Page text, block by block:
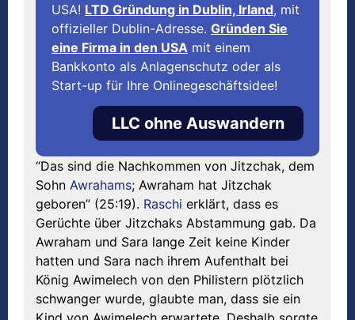
USA! LTD Gründung in Dublin, Irland, mit
offizieller Dublin-Adresse. Gründen Sie
eine Firma in den USA mit einem
Bankkonto als Anlagenschutz oder als
Start-up für Ihre Onlinegeschäftsidee!
LLC ohne Auswandern
“Das sind die Nachkommen von Jitzchak, dem
Sohn Awrahams; Awraham hat Jitzchak
geboren” (25:19). Raschi erklärt, dass es
Gerüchte über Jitzchaks Abstammung gab. Da
Awraham und Sara lange Zeit keine Kinder
hatten und Sara nach ihrem Aufenthalt bei
König Awimelech von den Philistern plötzlich
schwanger wurde, glaubte man, dass sie ein